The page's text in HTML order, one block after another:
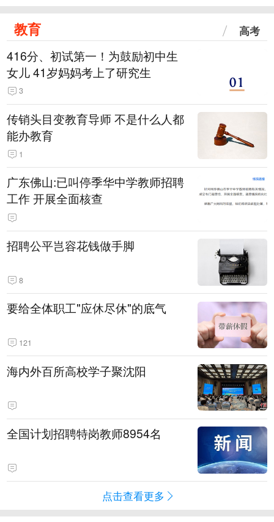
教育 高考
416分、初试第一！为鼓励初中生
女儿 41岁妈妈考上了研究生
3
传销头目变教育导师 不是什么人都
能办教育
1
广东佛山:已叫停季华中学教师招聘
工作 开展全面核查
招聘公平岂容花钱做手脚
8
要给全体职工"应休尽休"的底气
121
海内外百所高校学子聚沈阳
全国计划招聘特岗教师8954名
点击查看更多